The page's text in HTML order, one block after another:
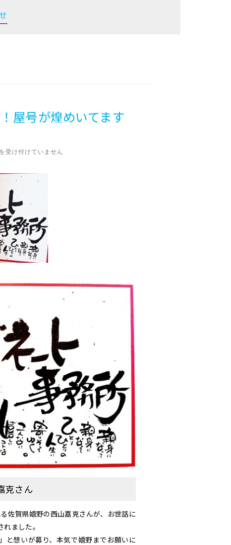
屋号が煌めいてます
受け付けていません
克さん
佐賀県嬉野の西山嘉克さんが、お世話に
ました。
と想いが募り、本気で嬉野までお願いに